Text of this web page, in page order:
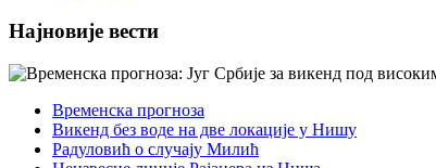
Најновије вести
Временска прогноза
Викенд без воде на две локације у Нишу
Радуловић о случају Милић